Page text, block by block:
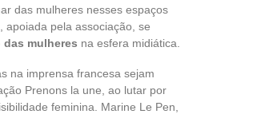
das mulheres nesses espaços
apoiada pela associação, se
mulheres na esfera midiática.
na imprensa francesa sejam
Prenons la une, ao lutar por
feminina. Marine Le Pen,